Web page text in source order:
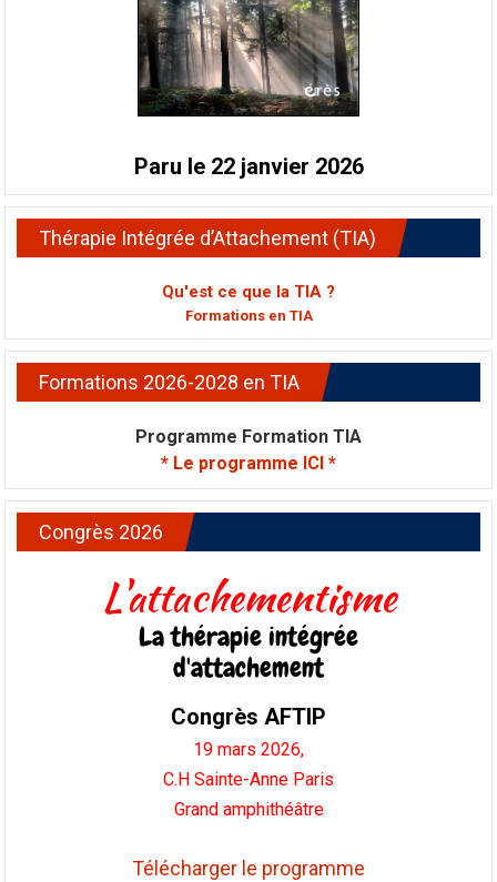
Paru le 22 janvier 2026
Thérapie Intégrée d’Attachement (TIA)
Qu'est ce que la TIA ?
Formations en TIA
Formations 2026-2028 en TIA
Programme Formation TIA
* Le programme ICI *
Congrès 2026
L'attachementisme
La thérapie intégrée
d'attachement
Congrès AFTIP
19 mars 2026,
C.H Sainte-Anne Paris
Grand amphithéâtre
Télécharger le programme